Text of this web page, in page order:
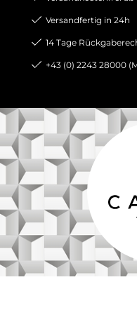
Versandfertig in 24h
14 Tage
+43 (0) 2243 28000